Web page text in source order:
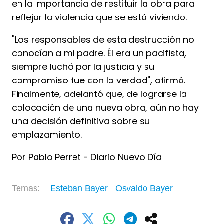
en la importancia de restituir la obra para
reflejar la violencia que se está viviendo.
"Los responsables de esta destrucción no
conocían a mi padre. Él era un pacifista,
siempre luchó por la justicia y su
compromiso fue con la verdad", afirmó.
Finalmente, adelantó que, de lograrse la
colocación de una nueva obra, aún no hay
una decisión definitiva sobre su
emplazamiento.
Por Pablo Perret - Diario Nuevo Día
Esteban Bayer Osvaldo Bayer